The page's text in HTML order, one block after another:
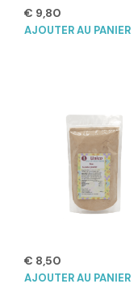
€ 9,80
AJOUTER AU PANIER
€ 8,50
AJOUTER AU PANIER